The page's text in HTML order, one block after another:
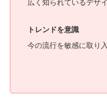
広く知られているデザ
トレンドを意識
今の流行を敏感に取り